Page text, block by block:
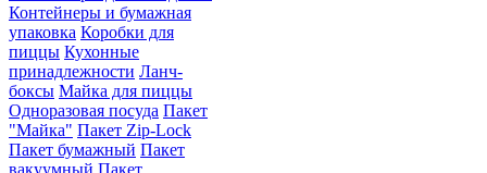
Контейнеры и бумажная
упаковка Коробки для
пиццы Кухонные
принадлежности Ланч-
боксы Майка для пиццы
Одноразовая посуда Пакет
"Майка" Пакет Zip-Lock
Пакет бумажный Пакет
вакуумный Пакет